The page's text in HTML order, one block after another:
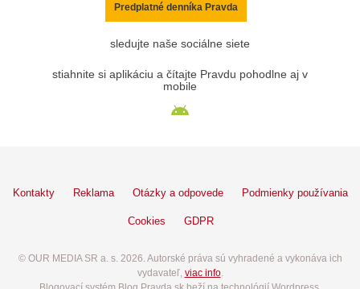
Predplatné denníka Pravda
sledujte naše sociálne siete
stiahnite si aplikáciu a čítajte Pravdu pohodlne aj v
mobile
Kontakty Reklama Otázky a odpovede Podmienky používania
Cookies GDPR
© OUR MEDIA SR a. s. 2026. Autorské práva sú vyhradené a vykonáva ich
vydavateľ, viac info.